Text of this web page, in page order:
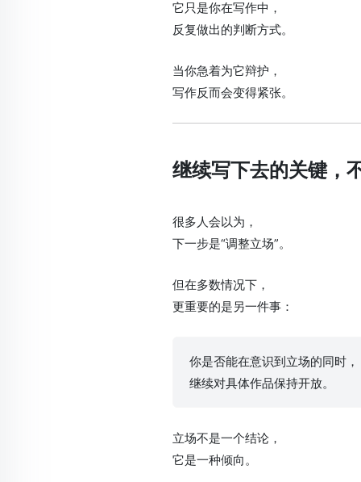
它只是你在写作中，
反复做出的判断方式。
当你急着为它辩护，
写作反而会变得紧张。
继续写下去的关键，
很多人会以为，
下一步是“调整立场”。
但在多数情况下，
更重要的是另一件事：
你是否能在意识到立场的同时，
继续对具体作品保持开放。
立场不是一个结论，
它是一种倾向。